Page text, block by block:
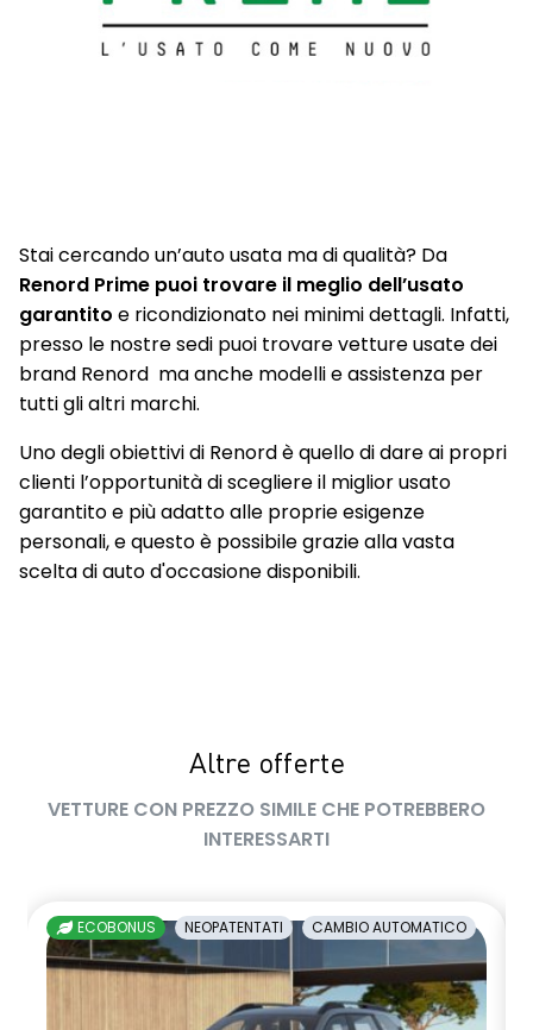
Stai cercando un’auto usata ma di qualità? Da
Renord Prime puoi trovare il meglio dell’usato
garantito e ricondizionato nei minimi dettagli. Infatti,
presso le nostre sedi puoi trovare vetture usate dei
brand Renord ma anche modelli e assistenza per
tutti gli altri marchi.
Uno degli obiettivi di Renord è quello di dare ai propri
clienti l’opportunità di scegliere il miglior usato
garantito e più adatto alle proprie esigenze
personali, e questo è possibile grazie alla vasta
scelta di auto d'occasione disponibili.
Altre offerte
VETTURE CON PREZZO SIMILE CHE POTREBBERO
INTERESSARTI
ECOBONUS NEOPATENTATI CAMBIO AUTOMATICO